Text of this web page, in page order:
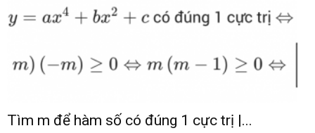
Tìm m để hàm số có đúng 1 cực trị |...